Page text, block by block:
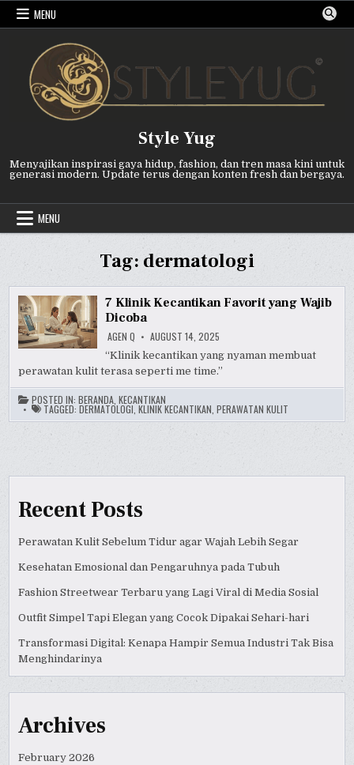
Skip
MENU
Style Yug
Menyajikan inspirasi gaya hidup, fashion, dan tren masa kini untuk
generasi modern. Update terus dengan konten fresh dan bergaya.
MENU
Tag: dermatologi
7 Klinik Kecantikan Favorit yang Wajib
Dicoba
AGEN Q AUGUST 14, 2025
“Klinik kecantikan yang nyaman membuat
perawatan kulit terasa seperti me time.”
POSTED IN:BERANDA ,KECANTIKAN
TAGGED:DERMATOLOGI ,KLINIK KECANTIKAN ,PERAWATAN KULIT
Recent Posts
Perawatan Kulit Sebelum Tidur agar Wajah Lebih Segar
Kesehatan Emosional dan Pengaruhnya pada Tubuh
Fashion Streetwear Terbaru yang Lagi Viral di Media Sosial
Outfit Simpel Tapi Elegan yang Cocok Dipakai Sehari-hari
Transformasi Digital: Kenapa Hampir Semua Industri Tak Bisa
Menghindarinya
Archives
February 2026